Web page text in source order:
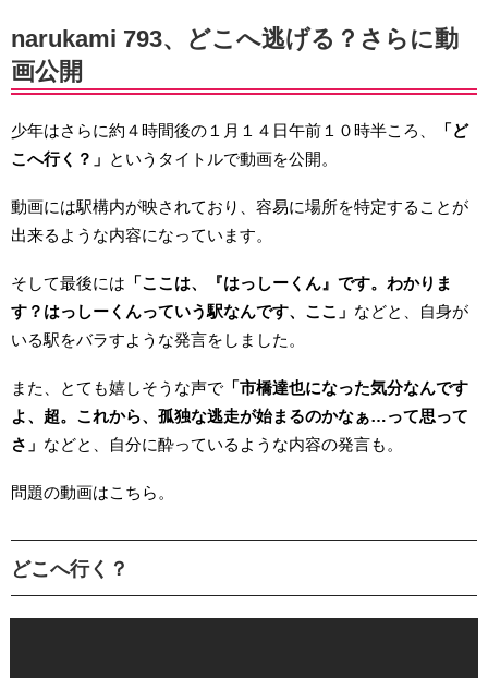
narukami 793、どこへ逃げる？さらに動
画公開
少年はさらに約４時間後の１月１４日午前１０時半ころ、
「ど
こへ行く？」 というタイトルで動画を公開。
動画には駅構内が映されており、容易に場所を特定することが
出来るような内容になっています。
そして最後には 「ここは、『はっしーくん』です。わかりま
す？はっしーくんっていう駅なんです、ここ」 などと、自身が
いる駅をバラすような発言をしました。
また、とても嬉しそうな声で 「市橋達也になった気分なんです
よ、超。これから、孤独な逃走が始まるのかなぁ…って思って
さ」 などと、自分に酔っているような内容の発言も。
問題の動画はこちら。
どこへ行く？